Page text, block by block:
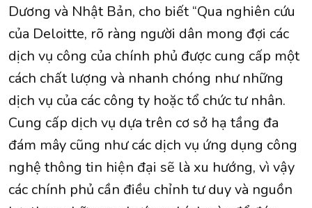
Dương và Nhật Bản, cho biết “Qua nghiên cứu
của Deloitte, rõ ràng người dân mong đợi các
dịch vụ công của chính phủ được cung cấp một
cách chất lượng và nhanh chóng như những
dịch vụ của các công ty hoặc tổ chức tư nhân.
Cung cấp dịch vụ dựa trên cơ sở hạ tầng đa
đám mây cũng như các dịch vụ ứng dụng công
nghệ thông tin hiện đại sẽ là xu hướng, vì vậy
các chính phủ cần điều chỉnh tư duy và nguồn